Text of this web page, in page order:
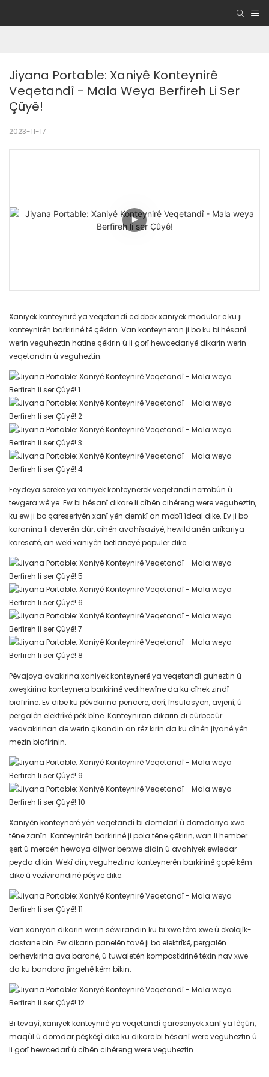
Jiyana Portable: Xaniyê Konteynirê
Veqetandî - Mala Weya Berfireh Li Ser
Çûyê!
2023-11-17
Xaniyek konteynirê ya veqetandî celebek xaniyek modular e ku ji
konteynirên barkirinê tê çêkirin. Van konteyneran ji bo ku bi hêsanî
werin veguheztin hatine çêkirin û li gorî hewcedariyê dikarin werin
veqetandin û veguheztin.
Feydeya sereke ya xaniyek konteynerek veqetandî nermbûn û
tevgera wê ye. Ew bi hêsanî dikare li cîhên cihêreng were veguheztin,
ku ew ji bo çareseriyên xanî yên demkî an mobîl îdeal dike. Ev ji bo
karanîna li deverên dûr, cihên avahîsaziyê, hewildanên arîkariya
karesatê, an wekî xaniyên betlaneyê populer dike.
Pêvajoya avakirina xaniyek konteynerê ya veqetandî guheztin û
xweşkirina konteynera barkirinê vedihewîne da ku cîhek zindî
biafirîne. Ev dibe ku pêvekirina pencere, derî, însulasyon, avjenî, û
pergalên elektrîkê pêk bîne. Konteyniran dikarin di cûrbecûr
veavakirinan de werin çikandin an rêz kirin da ku cîhên jiyanê yên
mezin biafirînin.
Xaniyên konteynerê yên veqetandî bi domdarî û domdariya xwe
têne zanîn. Konteynirên barkirinê ji pola têne çêkirin, wan li hember
şert û mercên hewaya dijwar berxwe didin û avahiyek ewledar
peyda dikin. Wekî din, veguheztina konteynerên barkirinê çopê kêm
dike û vezîvirandinê pêşve dike.
Van xaniyan dikarin werin sêwirandin ku bi xwe têra xwe û ekolojîk-
dostane bin. Ew dikarin panelên tavê ji bo elektrîkê, pergalên
berhevkirina ava baranê, û tuwaletên kompostkirinê têxin nav xwe
da ku bandora jîngehê kêm bikin.
Bi tevayî, xaniyek konteynirê ya veqetandî çareseriyek xanî ya lêçûn,
maqûl û domdar pêşkêşî dike ku dikare bi hêsanî were veguheztin û
li gorî hewcedarî û cîhên cihêreng were veguheztin.